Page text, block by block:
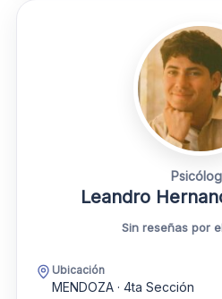
Leandro
Sin reseñas por
Ubicación
MENDOZA · 4ta Sección